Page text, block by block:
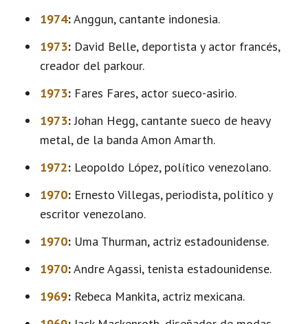
1974:Anggun, cantante indonesia.
1973: David Belle, deportista y actor francés,
creador del parkour.
1973: Fares Fares, actor sueco-asirio.
1973:Johan Hegg, cantante sueco de heavy
metal, de la banda Amon Amarth.
1972: Leopoldo López, político venezolano.
1970: Ernesto Villegas, periodista, político y
escritor venezolano.
1970: Uma Thurman, actriz estadounidense.
1970:Andre Agassi, tenista estadounidense.
1969: Rebeca Mankita, actriz mexicana.